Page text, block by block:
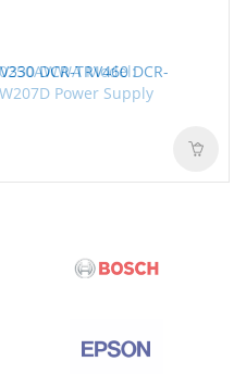
Model:
Power Supply
DCR-TRV460 DCR-